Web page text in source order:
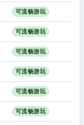
可流畅游玩
可流畅游玩
可流畅游玩
可流畅游玩
可流畅游玩
可流畅游玩